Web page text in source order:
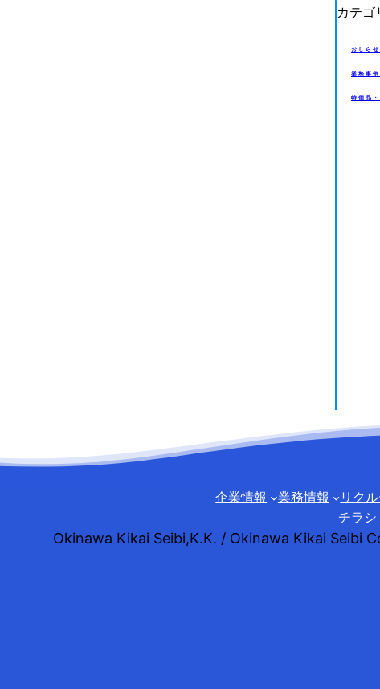
カテゴ
おしらせ
業務事例
特価品
企業情報 業務情報 リク
チラ
Okinawa Kikai Seibi,K.K. / Okinawa Kikai Seibi